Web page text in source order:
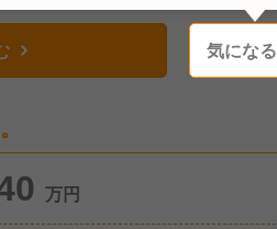
気になる
万円
気になる